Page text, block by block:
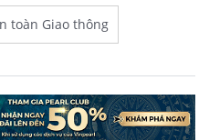
toàn Giao thông